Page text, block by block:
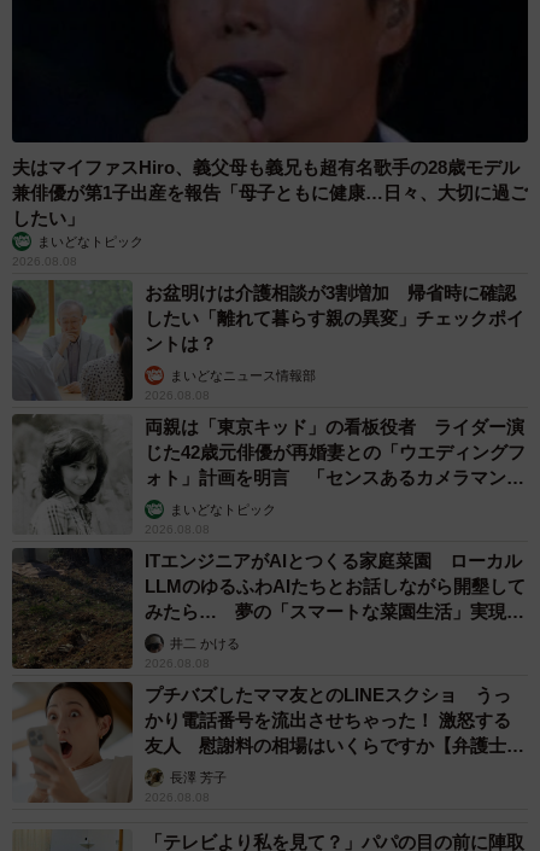
夫はマイファスHiro、義父母も義兄も超有名歌手の28歳モデル
兼俳優が第1子出産を報告「母子ともに健康…日々、大切に過ご
したい」
まいどなトピック
2026.08.08
お盆明けは介護相談が3割増加 帰省時に確認
したい「離れて暮らす親の異変」チェックポイ
ントは？
まいどなニュース情報部
2026.08.08
両親は「東京キッド」の看板役者 ライダー演
じた42歳元俳優が再婚妻との「ウエディングフ
ォト」計画を明言 「センスあるカメラマン求
む」まいどなトピック
2026.08.08
ITエンジニアがAIとつくる家庭菜園 ローカル
LLMのゆるふわAIたちとお話しながら開墾して
みたら… 夢の「スマートな菜園生活」実現な
るか井二 かける
2026.08.08
プチバズしたママ友とのLINEスクショ うっ
かり電話番号を流出させちゃった！ 激怒する
友人 慰謝料の相場はいくらですか【弁護士が
解説】長澤 芳子
2026.08.08
「テレビより私を見て？」パパの目の前に陣取